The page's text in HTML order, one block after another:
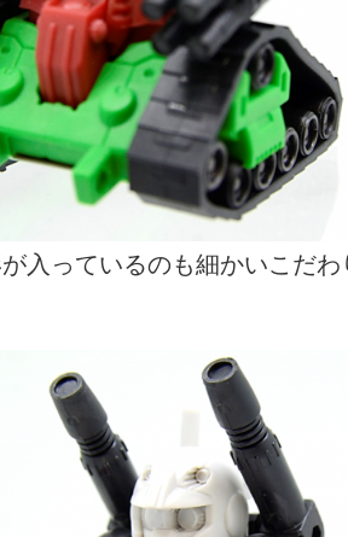
が入っているのも細かいこだ